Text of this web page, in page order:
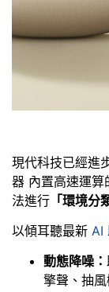
現代科技已經進
器 內置高速運算
法進行 「環境分
以傾耳聽最新 AI
動態降噪：
擎聲、抽